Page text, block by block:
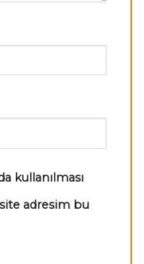
kullanılması
adresim bu